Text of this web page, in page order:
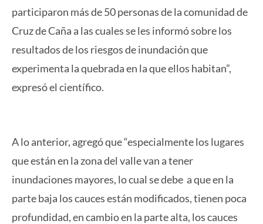
participaron más de 50 personas de la comunidad de
Cruz de Caña a las cuales se les informó sobre los
resultados de los riesgos de inundación que
experimenta la quebrada en la que ellos habitan”,
expresó el científico.
A lo anterior, agregó que “especialmente los lugares
que están en la zona del valle van a tener
inundaciones mayores, lo cual se debe a que en la
parte baja los cauces están modificados, tienen poca
profundidad, en cambio en la parte alta, los cauces